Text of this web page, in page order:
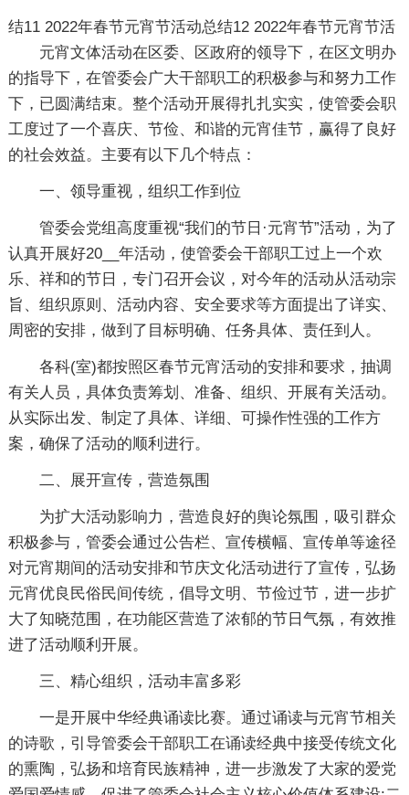
结11
元宵文体活动在区委、区政府的领导下，在区文明办
的指导下，在管委会广大干部职工的积极参与和努力工作
下，已圆满结束。整个活动开展得扎扎实实，使管委会职
工度过了一个喜庆、节俭、和谐的元宵佳节，赢得了良好
的社会效益。主要有以下几个特点：
一、领导重视，组织工作到位
管委会党组高度重视“我们的节日·元宵节”活动，为了
认真开展好20__年活动，使管委会干部职工过上一个欢
乐、祥和的节日，专门召开会议，对今年的活动从活动宗
旨、组织原则、活动内容、安全要求等方面提出了详实、
周密的安排，做到了目标明确、任务具体、责任到人。
各科(室)都按照区春节元宵活动的安排和要求，抽调
有关人员，具体负责筹划、准备、组织、开展有关活动。
从实际出发、制定了具体、详细、可操作性强的工作方
案，确保了活动的顺利进行。
二、展开宣传，营造氛围
为扩大活动影响力，营造良好的舆论氛围，吸引群众
积极参与，管委会通过公告栏、宣传横幅、宣传单等途径
对元宵期间的活动安排和节庆文化活动进行了宣传，弘扬
元宵优良民俗民间传统，倡导文明、节俭过节，进一步扩
大了知晓范围，在功能区营造了浓郁的节日气氛，有效推
进了活动顺利开展。
三、精心组织，活动丰富多彩
一是开展中华经典诵读比赛。通过诵读与元宵节相关
的诗歌，引导管委会干部职工在诵读经典中接受传统文化
的熏陶，弘扬和培育民族精神，进一步激发了大家的爱党
2022年春节元宵节活动总结12 2022年春节元宵节活